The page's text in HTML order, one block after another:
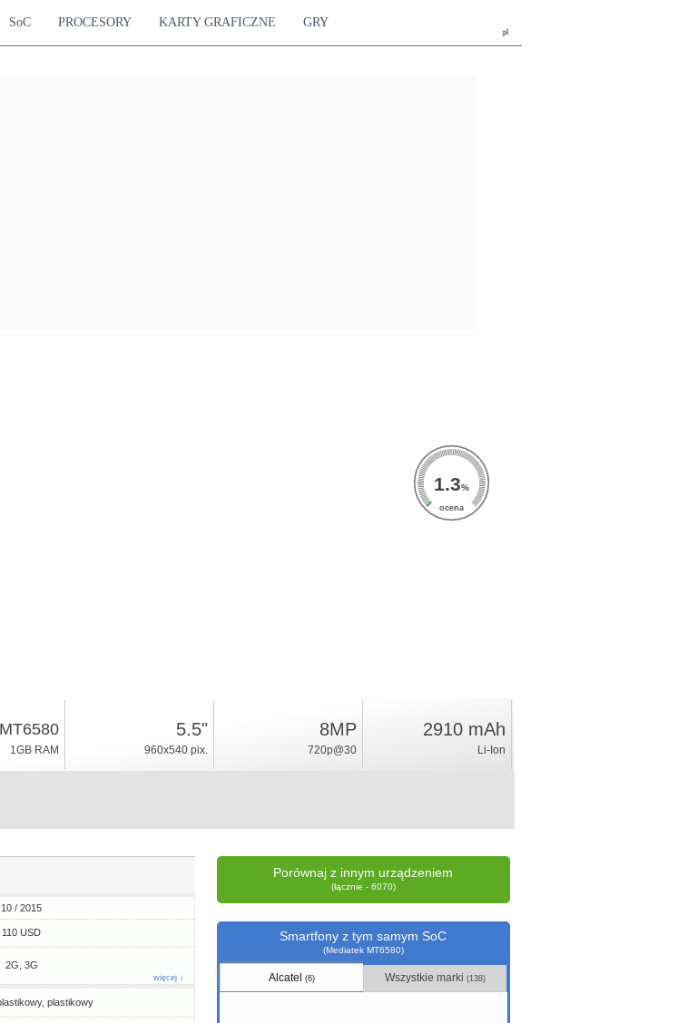
pl
SoC PROCESORY KARTY GRAFICZNE GRY
1.3%
ocena
MT6580
1GB RAM
5.5"
960x540 pix.
8MP
720p@30
2910 mAh
Li-Ion
10 / 2015
110 USD
2G, 3G
więcej ↓
plastikowy
Porównaj z innym urządzeniem
(łącznie - 6070)
Smartfony z tym samym SoC
(Mediatek MT6580)
Alcatel (6) Wszystkie marki (138)